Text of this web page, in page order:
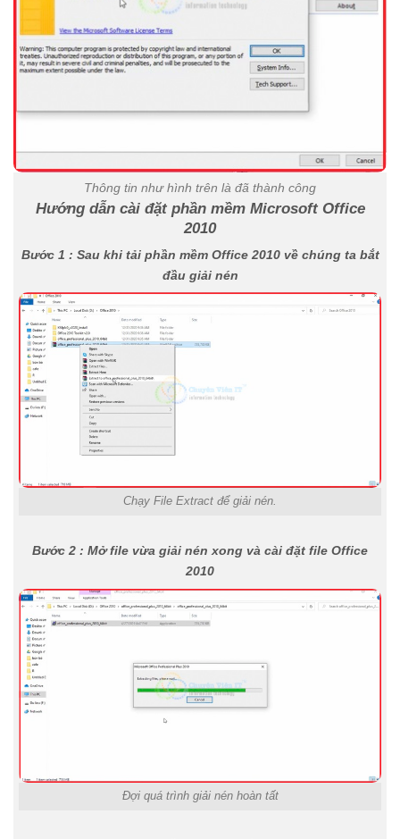
Thông tin như hình trên là đã thành công
Hướng dẫn cài đặt phần mềm Microsoft Office
2010
Bước 1 : Sau khi tải phần mềm Office 2010 về chúng ta bắt
đầu giải nén
Chạy File Extract để giải nén.
Bước 2 : Mở file vừa giải nén xong và cài đặt file Office
2010
Đợi quá trình giải nén hoàn tất